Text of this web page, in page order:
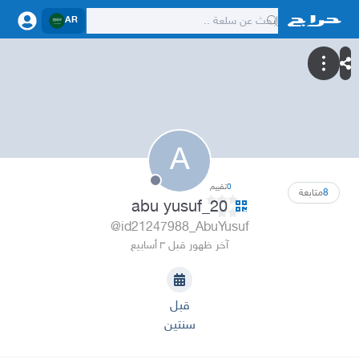
AR
A
8متابعة 0تقييم
abu yusuf_20
@id21247988_AbuYusuf
آخر ظهور قبل ٣ أسابيع
قبل
سنتين